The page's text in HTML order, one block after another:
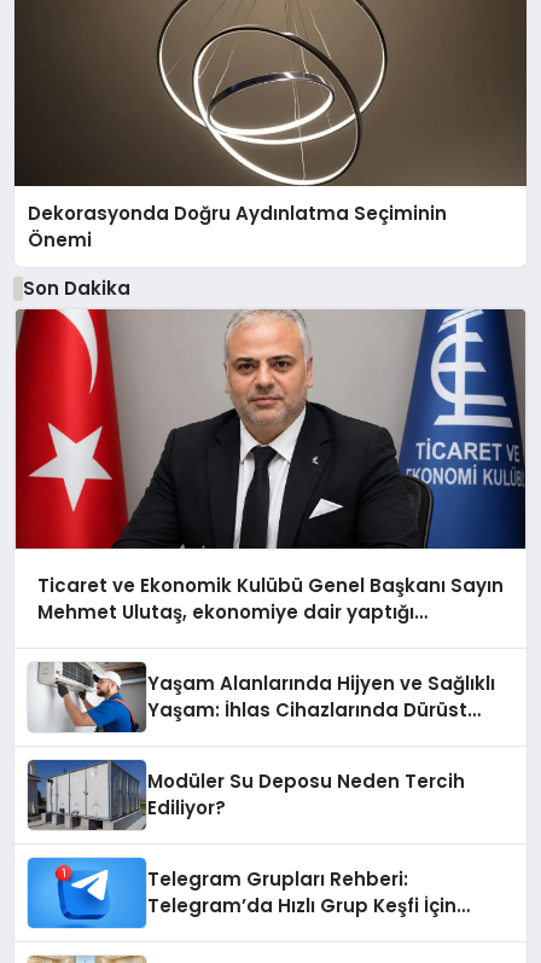
Dekorasyonda Doğru Aydınlatma Seçiminin
Önemi
Son Dakika
Ticaret ve Ekonomik Kulübü Genel Başkanı Sayın
Mehmet Ulutaş, ekonomiye dair yaptığı
Yaşam Alanlarında Hijyen ve Sağlıklı
Yaşam: İhlas Cihazlarında Dürüst
Modüler Su Deposu Neden Tercih
Ediliyor?
Telegram Grupları Rehberi:
Telegram’da Hızlı Grup Keşfi İçin